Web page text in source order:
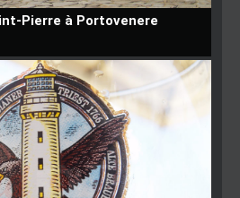
Pierre à Portovenere